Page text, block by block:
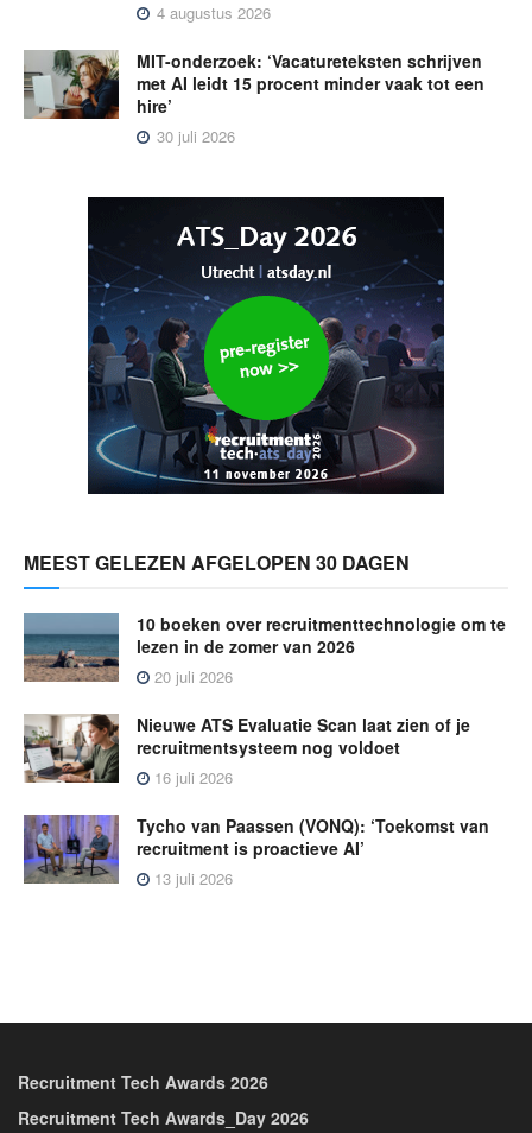
4 augustus 2026
MIT-onderzoek: ‘Vacatureteksten schrijven
met AI leidt 15 procent minder vaak tot een
hire’
30 juli 2026
MEEST GELEZEN AFGELOPEN 30 DAGEN
10 boeken over recruitmenttechnologie om te
lezen in de zomer van 2026
20 juli 2026
Nieuwe ATS Evaluatie Scan laat zien of je
recruitmentsysteem nog voldoet
16 juli 2026
Tycho van Paassen (VONQ): ‘Toekomst van
recruitment is proactieve AI’
13 juli 2026
Recruitment Tech Awards 2026
Recruitment Tech Awards_Day 2026